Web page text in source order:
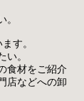
す。
。
食材をご紹介
店などへの卸